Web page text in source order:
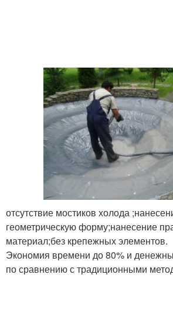
отсутствие мостиков холода
геометрическую форму;нанесение
материал;без крепежных элементов.
Экономия времени до 80% и
по сравнению с традиционными